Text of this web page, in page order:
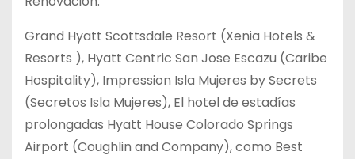
Grand Hyatt Scottsdale Resort (Xenia Hotels &
Resorts ), Hyatt Centric San Jose Escazu (Caribe
Hospitality), Impression Isla Mujeres by Secrets
(Secretos Isla Mujeres), El hotel de estadías
prolongadas Hyatt House Colorado Springs
Airport (Coughlin and Company), como Best